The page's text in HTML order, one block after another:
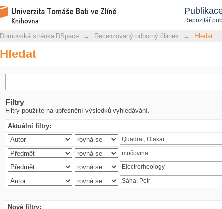
Repozitář
Hledat
Repozitář DSpace/Manakin
Domovská stránka DSpace → Recenzovaný odborný článek → Hledat
Hledat
Filtry
Filtry použijte na upřesnění výsledků vyhledávání.
Aktuální filtry:
Nové filtry: